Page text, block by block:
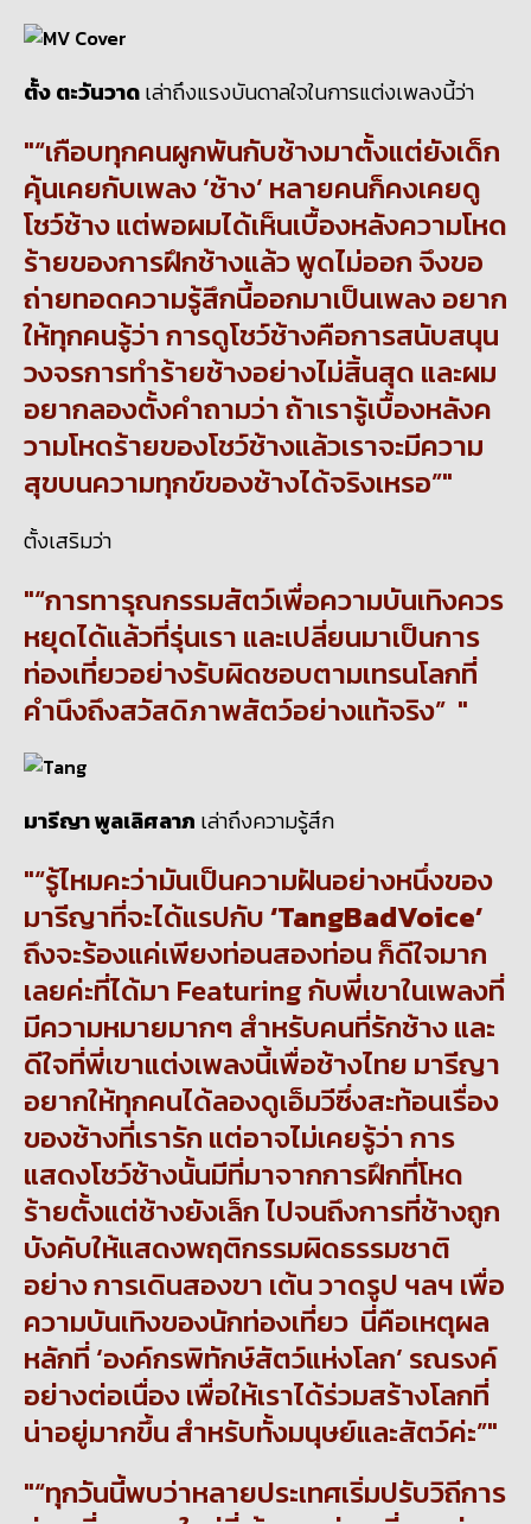
ตั้ง ตะวันวาดเล่าถึงแรงบันดาลใจในการแต่งเพลงนี้ว่า
“เกือบทุกคนผูกพันกับช้างมาตั้งแต่ยังเด็ก
คุ้นเคยกับเพลง ‘ช้าง’ หลายคนก็คงเคยดู
โชว์ช้าง แต่พอผมได้เห็นเบื้องหลังความโหด
ร้ายของการฝึกช้างแล้ว พูดไม่ออก จึงขอ
ถ่ายทอดความรู้สึกนี้ออกมาเป็นเพลง อยาก
ให้ทุกคนรู้ว่า การดูโชว์ช้างคือการสนับสนุน
วงจรการทำร้ายช้างอย่างไม่สิ้นสุด และผม
อยากลองตั้งคำถามว่า ถ้าเรารู้เบื้องหลังค
วามโหดร้ายของโชว์ช้างแล้วเราจะมีความ
สุขบนความทุกข์ของช้างได้จริงเหรอ”
ตั้งเสริมว่า
“การทารุณกรรมสัตว์เพื่อความบันเทิงควร
หยุดได้แล้วที่รุ่นเรา และเปลี่ยนมาเป็นการ
ท่องเที่ยวอย่างรับผิดชอบตามเทรนโลกที่
คำนึงถึงสวัสดิภาพสัตว์อย่างแท้จริง”
มารีญา พูลเลิศลาภ เล่าถึงความรู้สึก
“รู้ไหมคะว่ามันเป็นความฝันอย่างหนึ่งของ
มารีญาที่จะได้แรปกับ‘TangBadVoice’
ถึงจะร้องแค่เพียงท่อนสองท่อน ก็ดีใจมาก
เลยค่ะที่ได้มา Featuring กับพี่เขาในเพลงที่
มีความหมายมากๆ สำหรับคนที่รักช้าง และ
ดีใจที่พี่เขาแต่งเพลงนี้เพื่อช้างไทย มารีญา
อยากให้ทุกคนได้ลองดูเอ็มวีซึ่งสะท้อนเรื่อง
ของช้างที่เรารัก แต่อาจไม่เคยรู้ว่า การ
แสดงโชว์ช้างนั้นมีที่มาจากการฝึกที่โหด
ร้ายตั้งแต่ช้างยังเล็ก ไปจนถึงการที่ช้างถูก
บังคับให้แสดงพฤติกรรมผิดธรรมชาติ
อย่าง การเดินสองขา เต้น วาดรูป ฯลฯ เพื่อ
ความบันเทิงของนักท่องเที่ยว นี่คือเหตุผล
หลักที่ ‘องค์กรพิทักษ์สัตว์แห่งโลก’ รณรงค์
อย่างต่อเนื่อง เพื่อให้เราได้ร่วมสร้างโลกที่
น่าอยู่มากขึ้น สำหรับทั้งมนุษย์และสัตว์ค่ะ”
“ทุกวันนี้พบว่าหลายประเทศเริ่มปรับวิถีการ